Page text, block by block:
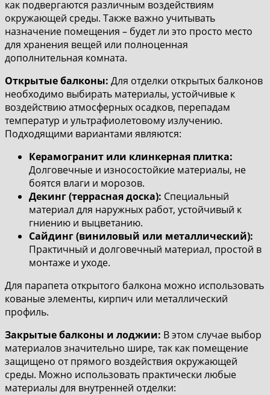
как подвергаются различным воздействиям
окружающей среды. Также важно учитывать
назначение помещения – будет ли это просто место
для хранения вещей или полноценная
дополнительная комната.
Открытые балконы: Для отделки открытых балконов
необходимо выбирать материалы, устойчивые к
воздействию атмосферных осадков, перепадам
температур и ультрафиолетовому излучению.
Подходящими вариантами являются:
Керамогранит или клинкерная плитка:
Долговечные и износостойкие материалы, не
боятся влаги и морозов.
Декинг (террасная доска): Специальный
материал для наружных работ, устойчивый к
гниению и выцветанию.
Сайдинг (виниловый или металлический):
Практичный и долговечный материал, простой в
монтаже и уходе.
Для парапета открытого балкона можно использовать
кованые элементы, кирпич или металлический
профиль.
Закрытые балконы и лоджии: В этом случае выбор
материалов значительно шире, так как помещение
защищено от прямого воздействия окружающей
среды. Можно использовать практически любые
материалы для внутренней отделки: